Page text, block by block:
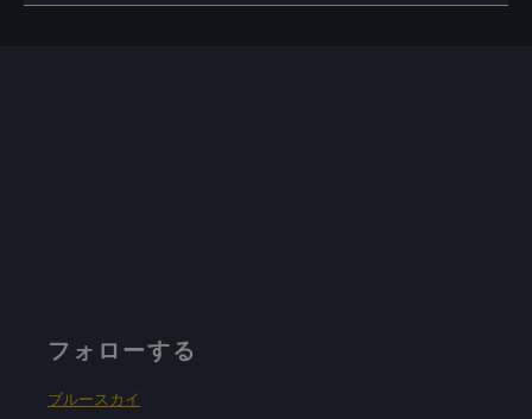
フォローする
ブルースカイ